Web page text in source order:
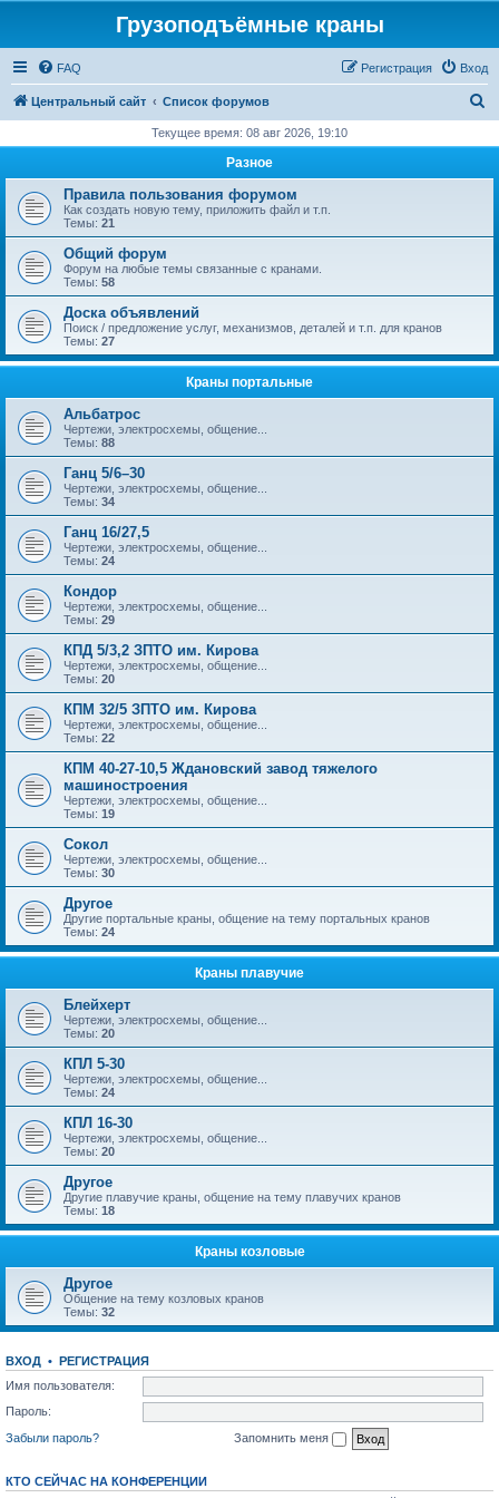
Грузоподъёмные краны
FAQ Вход
Регистрация
Центральный сайт Список форумов
с
Текущее время: 08 авг 2026, 19:10
Разное
Правила пользования форумом
Как создать новую тему, приложить файл и т.п.
Темы: 21
Общий форум
Форум на любые темы связанные с кранами.
Темы: 58
Доска объявлений
Поиск / предложение услуг, механизмов, деталей и т.п. для кранов
Темы: 27
Краны портальные
Альбатрос
Чертежи, электросхемы, общение...
Темы: 88
Ганц 5/6–30
Чертежи, электросхемы, общение...
Темы: 34
Ганц 16/27,5
Чертежи, электросхемы, общение...
Темы: 24
Кондор
Чертежи, электросхемы, общение...
Темы: 29
КПД 5/3,2 ЗПТО им. Кирова
Чертежи, электросхемы, общение...
Темы: 20
КПМ 32/5 ЗПТО им. Кирова
Чертежи, электросхемы, общение...
Темы: 22
КПМ 40-27-10,5 Ждановский завод тяжелого
машиностроения
Чертежи, электросхемы, общение...
Темы: 19
Сокол
Чертежи, электросхемы, общение...
Темы: 30
Другое
Другие портальные краны, общение на тему портальных кранов
Темы: 24
Краны плавучие
Блейхерт
Чертежи, электросхемы, общение...
Темы: 20
КПЛ 5-30
Чертежи, электросхемы, общение...
Темы: 24
КПЛ 16-30
Чертежи, электросхемы, общение...
Темы: 20
Другое
Другие плавучие краны, общение на тему плавучих кранов
Темы: 18
Краны козловые
Другое
Общение на тему козловых кранов
Темы: 32
ВХОД • РЕГИСТРАЦИЯ
Имя пользователя:
Пароль:
Забыли пароль?
Запомнить меня
КТО СЕЙЧАС НА КОНФЕРЕНЦИИ